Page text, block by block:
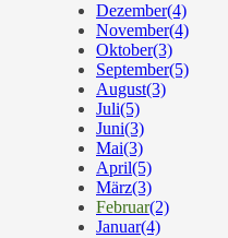
Dezember(4)
November(4)
Oktober(3)
September(5)
August(3)
Juli(5)
Juni(3)
Mai(3)
April(5)
März(3)
Februar(2)
Januar(4)